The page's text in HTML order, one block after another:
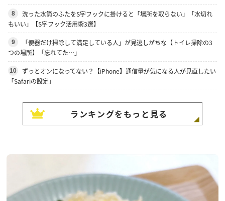
8
洗った水筒のふたをS字フックに掛けると「場所を取らない」「水切れ
もいい」【S字フック活用術3選】
9
「便器だけ掃除して満足している人」が見逃しがちな【トイレ掃除の3
つの場所】「忘れてた…」
10
ずっとオンになってない？【iPhone】通信量が気になる人が見直したい
「Safariの設定」
ランキングをもっと見る